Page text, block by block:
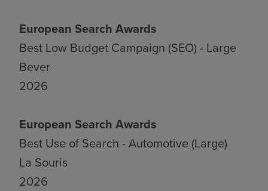
European Search Awards
Best Low Budget Campaign (SEO) - Large
Bever
2026
European Search Awards
Best Use of Search - Automotive (Large)
La Souris
2026